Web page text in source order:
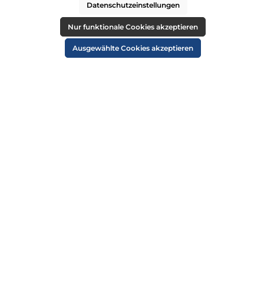
RECHTLICHES
Datenschutzeinstellungen
Nur funktionale Cookies akzeptieren
Ausgewählte Cookies akzeptieren